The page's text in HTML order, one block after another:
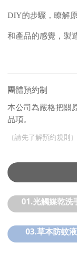
DIY的步驟，瞭解
和產品的感覺，製
團體預約制
本公司為嚴格把關
品項。
（請先了解預約規則）
01.光觸媒乾洗
03.草本防蚊液